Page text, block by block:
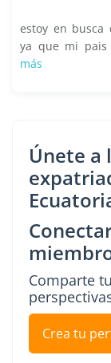
estoy en busca
ya que mi pais
más
Únete a
Comparte
Crea tu